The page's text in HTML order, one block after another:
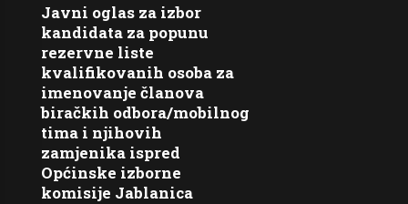
Javni oglas za izbor
kandidata za popunu
rezervne liste
kvalifikovanih osoba za
imenovanje članova
biračkih odbora/mobilnog
tima i njihovih
zamjenika ispred
Općinske izborne
komisije Jablanica